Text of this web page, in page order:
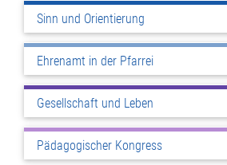
Sinn und Orientierung
Ehrenamt in der Pfarrei
Gesellschaft und Leben
Pädagogischer Kongress